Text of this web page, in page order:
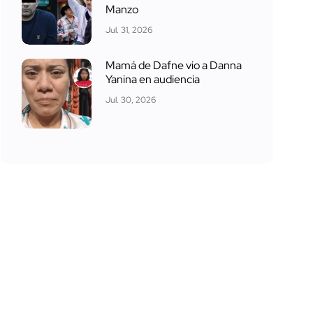
Manzo
Jul. 31, 2026
Mamá de Dafne vio a Danna
Yanina en audiencia
Jul. 30, 2026